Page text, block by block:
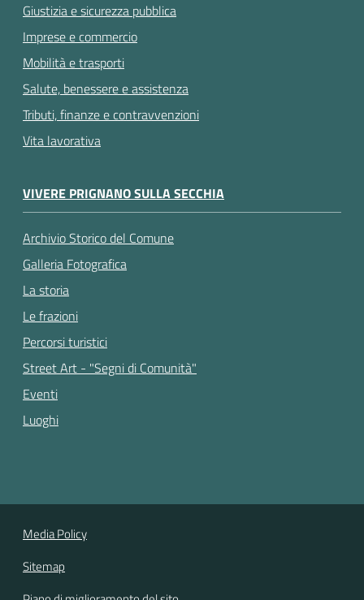
Giustizia e sicurezza pubblica
Imprese e commercio
Mobilità e trasporti
Salute, benessere e assistenza
Tributi, finanze e contravvenzioni
Vita lavorativa
VIVERE PRIGNANO SULLA SECCHIA
Archivio Storico del Comune
Galleria Fotografica
La storia
Le frazioni
Percorsi turistici
Street Art - "Segni di Comunità"
Eventi
Luoghi
Media Policy
Sitemap